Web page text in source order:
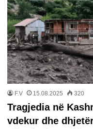
F.V 15.08.2025 320
Tragjedia në
vdekur dhe